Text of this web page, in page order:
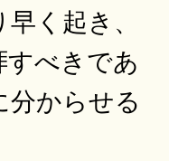
く起き、
べきであ
分からせる